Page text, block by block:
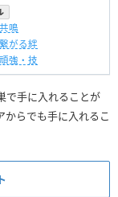
鳴
がる絆
強・技
で手に入れることが
からでも手に入れるこ